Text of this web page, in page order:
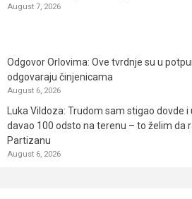
August 7, 2026
Odgovor Orlovima: ​Ove tvrdnje su u
odgovaraju činjenicama
August 6, 2026
Luka Vildoza: Trudom sam stigao dovde i
davao 100 odsto na terenu – to želim da
Partizanu
August 6, 2026